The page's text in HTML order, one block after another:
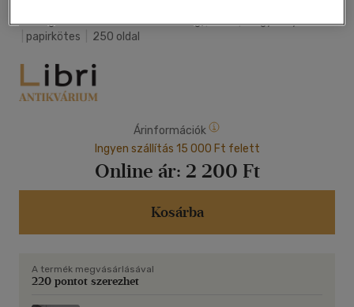
Országos Bethlen Gábor Szövetség|1941|magyar nyelvű
papirkötes 250 oldal
Árinformációk
Ingyen szállítás 15 000 Ft felett
Online ár: 2 200 Ft
Kosárba
A termék megvásárlásával
220 pontot szerezhet